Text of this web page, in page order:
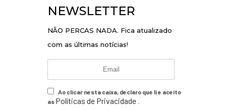
NEWSLETTER
NÃO PERCAS NADA. Fica atualizado
com as últimas notícias!
Ao clicar nesta caixa, declaro que li e aceito
as Políticas de Privacidade